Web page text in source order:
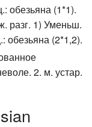
обезьяна (1*1).
разг. 1) Уменьш.
обезьяна (2*1,2).
2. м. устар.